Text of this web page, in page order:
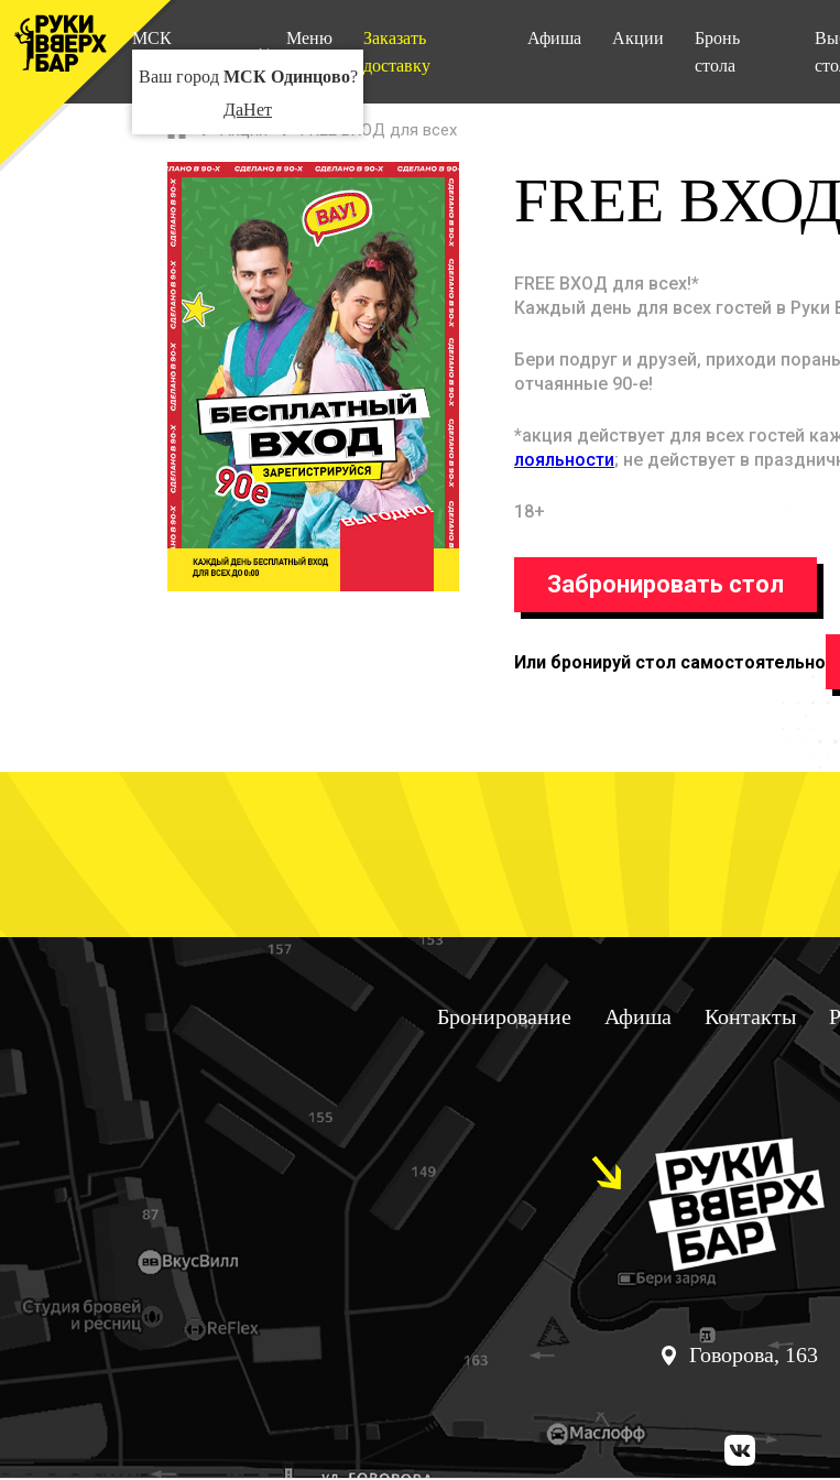
МСК
Ваш город МСК Одинцово?
ДаНет
Меню
Заказать
доставку
Афиша Акции
Бронь
стола
Акции FREE ВХОД для всех
FREE ВХОД
FREE ВХОД для всех!*
Каждый день для всех гостей в
Бери подруг и друзей, приходи
отчаянные 90-е!
*акция действует для всех гостей
лояльности; не действует в
18+
Забронировать стол
Или бронируй стол самостоятельно
Бронирование Афиша Контакты
Говорова, 163